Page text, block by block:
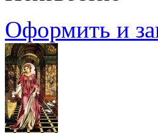
Оформить и